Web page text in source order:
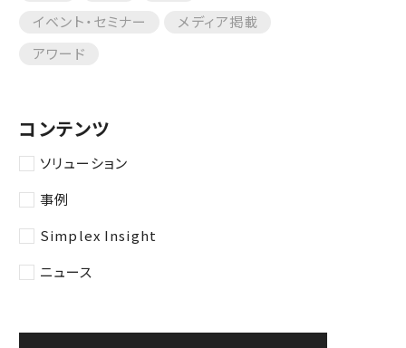
イベント・セミナー
メディア掲載
アワード
コンテンツ
ソリューション
事例
Simplex Insight
ニュース